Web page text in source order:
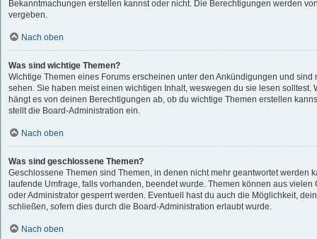
Bekanntmachungen erstellen kannst oder nicht. Die Berechtigungen werden
vergeben.
Nach oben
Was sind wichtige Themen?
Wichtige Themen eines Forums erscheinen unter den Ankündigungen und sind
sehen. Sie haben meist einen wichtigen Inhalt, weswegen du sie lesen solltest.
hängt es von deinen Berechtigungen ab, ob du wichtige Themen erstellen
stellt die Board-Administration ein.
Nach oben
Was sind geschlossene Themen?
Geschlossene Themen sind Themen, in denen nicht mehr geantwortet werden
laufende Umfrage, falls vorhanden, beendet wurde. Themen können aus
oder Administrator gesperrt werden. Eventuell hast du auch die Möglichkeit,
schließen, sofern dies durch die Board-Administration erlaubt wurde.
Nach oben